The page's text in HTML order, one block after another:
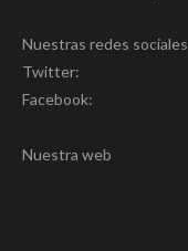
Nuestras redes sociales
Twitter:
Facebook:
Nuestra web